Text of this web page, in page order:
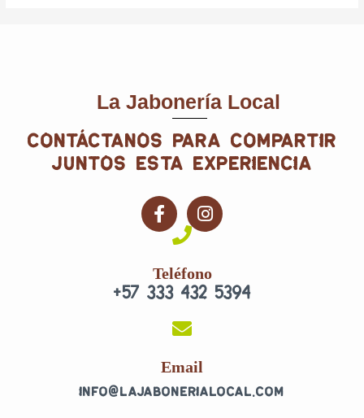
La Jabonería Local
contáctanos para compartir
juntos esta experiencia
F
a
b
o
f
I
n
a
g
Teléfono
+57 333 432 5394
Email
info@lajabonerialocal.com